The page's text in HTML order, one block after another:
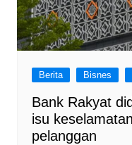
Berita Bisnes
Bank Rakyat
isu
pelanggan